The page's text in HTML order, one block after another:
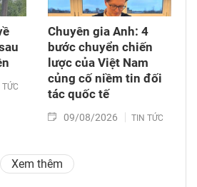
Chuyên gia Anh: 4
bước chuyển chiến
lược của Việt Nam
củng cố niềm tin đối
tác quốc tế
09/08/2026 TIN TỨC
Xem thêm